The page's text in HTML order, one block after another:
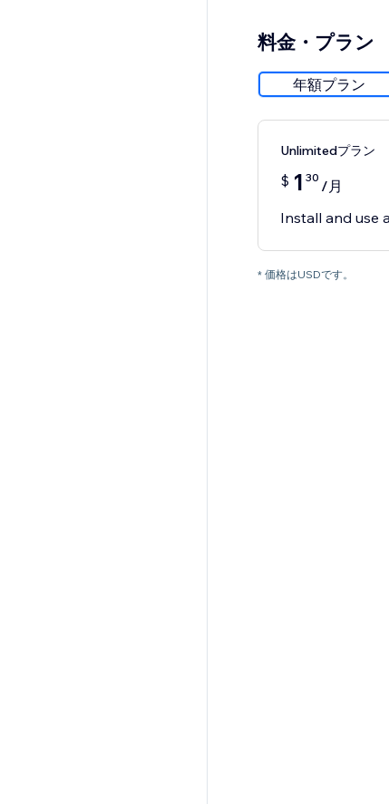
料金・プラン
年額プラン
Unlimitedプラン
$ 1 30 /月
Install and use
* 価格はUSDです。